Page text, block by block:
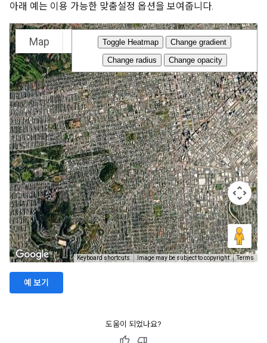
아래 예는 이용 가능한 맞춤설정 옵션을 보여줍니다.
예 보기
도움이 되었나요?